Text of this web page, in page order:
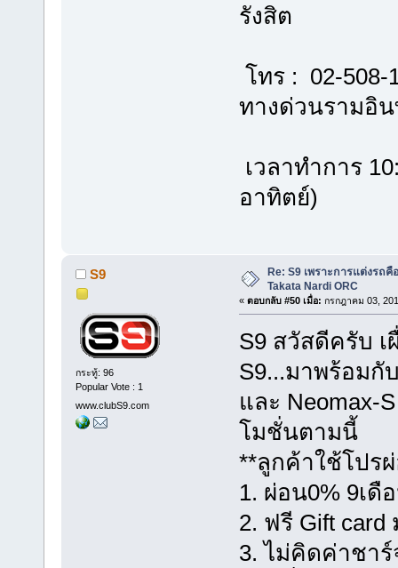
รังสิต
โทร : 02-508-
ทางด่วนรามอิ
เวลาทำการ
อาทิตย์)
S9
กระทู้: 96
Popular Vote : 1
www.clubS9.com
Re: S9 เพราะการแต่งรถ
Takata Nardi ORC
« ตอบกลับ #50 เมื่อ: กรกฎาคม 03,
S9 สวัสดีครับ
S9...มาพร้อมกั
และ Neomax-
โมชั่นตามนี้
**ลูกค้าใช้โปร
1. ผ่อน0% 9เดื
2. ฟรี Gift
3. ไม่คิดค่าชา